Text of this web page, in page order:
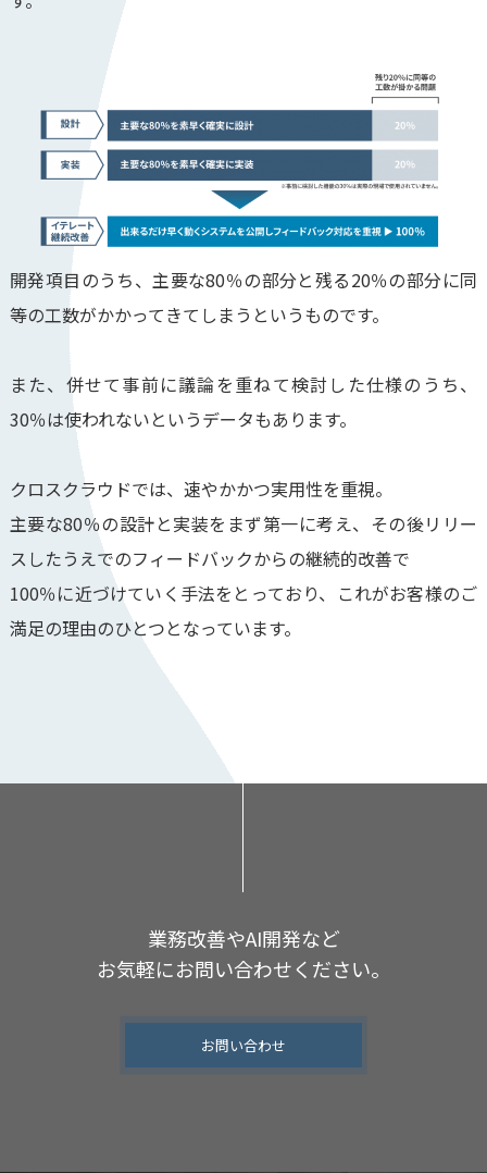
開発項目のうち、主要な80％の部分と残る20％の部分に同
等の工数がかかってきてしまうというものです。
また、併せて事前に議論を重ねて検討した仕様のうち、
30％は使われないというデータもあります。
クロスクラウドでは、速やかかつ実用性を重視。
主要な80％の設計と実装をまず第一に考え、その後リリー
スしたうえでのフィードバックからの継続的改善で
100％に近づけていく手法をとっており、これがお客様のご
満足の理由のひとつとなっています。
業務改善やAI開発など
お気軽にお問い合わせください。
お問い合わせ